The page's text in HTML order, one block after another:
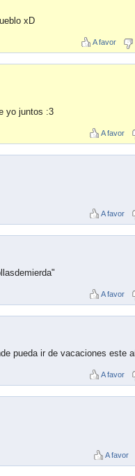
xD
A favor
yo juntos :3
A favor
A favor
A favor
pueda ir de vacaciones este
A favor
A favor